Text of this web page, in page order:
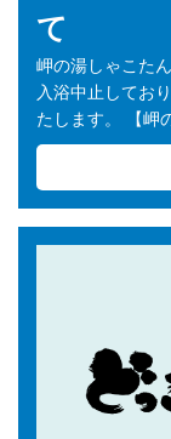
て
岬の湯しゃこた
入浴中止してお
たします。 【岬